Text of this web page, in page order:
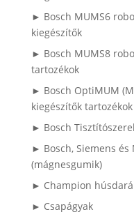
► Bosch MUMS6
kiegészítők
► Bosch MUMS8
tartozékok
► Bosch OptiMUM
kiegészítők tartozékok
► Bosch
► Bosch, Siemens
(mágnesgumik)
► Champion
► Csapágyak